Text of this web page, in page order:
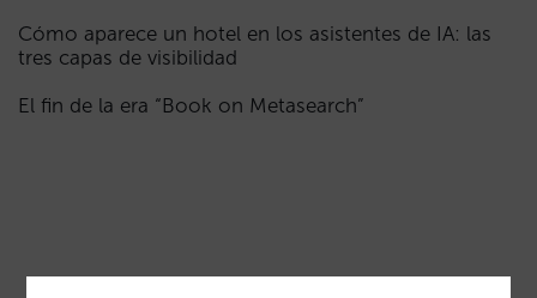
Cómo aparece un hotel en los asistentes de IA: las
tres capas de visibilidad
El fin de la era “Book on Metasearch”